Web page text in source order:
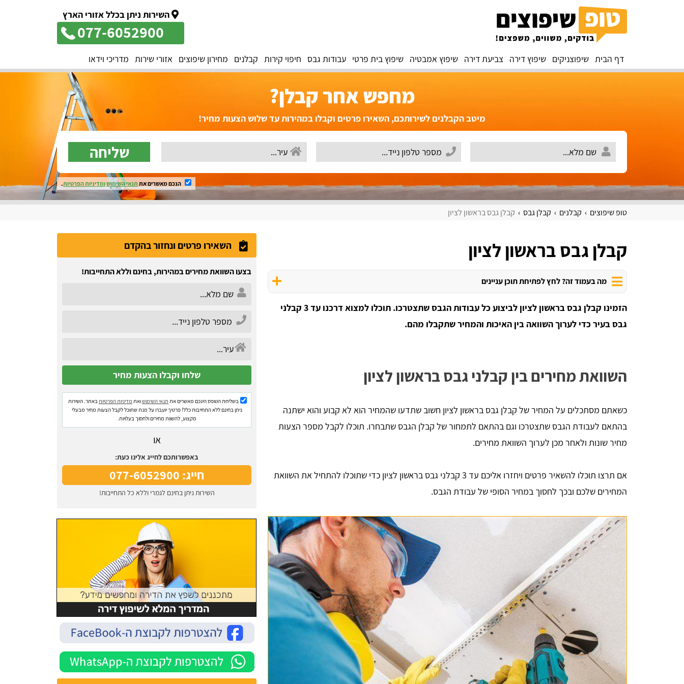
השירות ניתן בכלל אזורי הארץ
077-6052900
דף הבית שיפוצניקים שיפוץ דירה צביעת דירה שיפוץ אמבטיה שיפוץ בית פרטי עבודות גבס חיפוי קירות קבלנים מחירון שיפוצים אזורי שירות מדריכי וידאו
מחפש אחר קבלן?
מיטב הקבלנים לשירותכם, השאירו פרטים וקבלו במהירות עד שלוש הצעות מחיר!
שליחה
הנכם מאשרים את תנאי השימושומדיניות הפרטיות.
טופ שיפוצים קבלנים קבלן גבס קבלן גבס בראשון לציון
קבלן גבס בראשון לציון
מה בעמוד זה? לחץ לפתיחת תוכן עניינים
הזמינו קבלן גבס בראשון לציון לביצוע כל עבודות הגבס שתצטרכו.
תוכלו למצוא דרכנו עד 3 קבלני
גבס בעיר כדי לערוך השוואה בין האיכות והמחיר שתקבלו מהם.
השוואת מחירים בין קבלני גבס בראשון לציון
כשאתם מסתכלים על המחיר של קבלן גבס בראשון לציון חשוב שתדעו שהמחיר הוא לא קבוע והוא ישתנה
בהתאם לעבודת הגבס שתצטרכו וגם בהתאם לתמחור של קבלן הגבס שתבחרו. תוכלו לקבל מספר הצעות
מחיר שונות ולאחר מכן לערוך השוואת מחירים.
אם תרצו תוכלו להשאיר פרטים ויחזרו אליכם עד 3 קבלני גבס בראשון לציון כדי שתוכלו להתחיל את השוואת
המחירים שלכם ובכך לחסוך במחיר הסופי של עבודת הגבס.
השאירו פרטים ונחזור בהקדם
בצעו השוואת מחירים במהירות, בחינם וללא התחייבות!
בשליחת הטופס הינכם מאשרים את תנאי השימושואת מדיניות הפרטיותבאתר. השירות
ניתן בחינם ללא התחייבות כלל! פרטיך יועברו על מנת שתוכל לקבל הצעות מחיר מבעלי
מקצוע, להשוות מחירים ולחסוך בעלויות.
או
באפשרותכם לחייג אלינו כעת:
חייג: 077-6052900
השירות ניתן בחינם לגמרי וללא כל התחייבות!